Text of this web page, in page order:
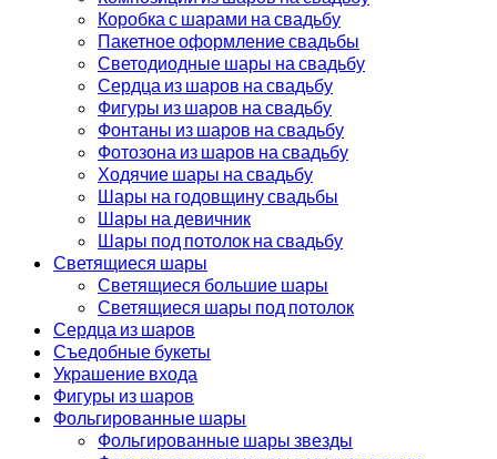
Коробка с шарами на свадьбу
Пакетное оформление свадьбы
Светодиодные шары на свадьбу
Сердца из шаров на свадьбу
Фигуры из шаров на свадьбу
Фонтаны из шаров на свадьбу
Фотозона из шаров на свадьбу
Ходячие шары на свадьбу
Шары на годовщину свадьбы
Шары на девичник
Шары под потолок на свадьбу
Светящиеся шары
Светящиеся большие шары
Светящиеся шары под потолок
Сердца из шаров
Съедобные букеты
Украшение входа
Фигуры из шаров
Фольгированные шары
Фольгированные шары звезды